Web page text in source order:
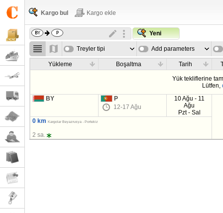
Kargo bul Kargo ekle
Yeni
Treyler tipi Add parameters
Yükleme Boşaltma Tarih
Yük tekliflerine
Lütfen,
BY
P
12-17 Ağu
10 Ağu - 11
Ağu
Pzt - Sal
0 km
Kargolar Beyazrusya - Portekiz
2 sa.